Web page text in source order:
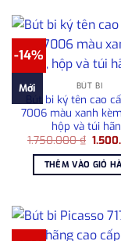
-14%
Mới BÚT BI
Bút bi ký tên cao
7006 màu xanh
hộp và túi
1.750.000₫ Giá
là:
THÊM VÀO GIỎ